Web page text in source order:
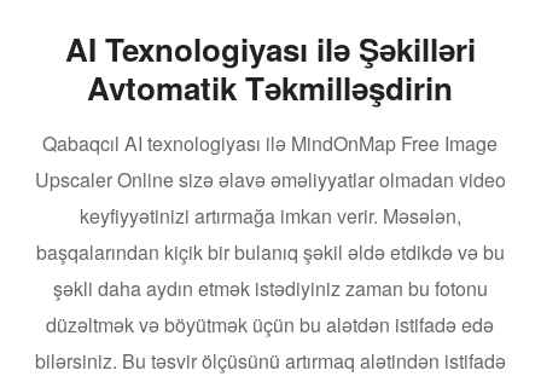
AI Texnologiyası ilə Şəkilləri
Avtomatik Təkmilləşdirin
Qabaqcıl AI texnologiyası ilə MindOnMap Free Image
Upscaler Online sizə əlavə əməliyyatlar olmadan video
keyfiyyətinizi artırmağa imkan verir. Məsələn,
başqalarından kiçik bir bulanıq şəkil əldə etdikdə və bu
şəkli daha aydın etmək istədiyiniz zaman bu fotonu
düzəltmək və böyütmək üçün bu alətdən istifadə edə
bilərsiniz. Bu təsvir ölçüsünü artırmaq alətindən istifadə